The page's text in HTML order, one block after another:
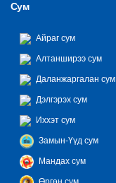
Сум
Айраг сум
Алтанширээ сум
Даланжаргалан сум
Дэлгэрэх сум
Иххэт сум
Замын-Үүд сум
Мандах сум